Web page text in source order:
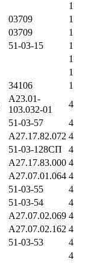
1
03709
1
03709
1
51-03-15
1
1
1
34106
1
А23.01-
103.032-01
4
51-03-57
4
А27.17.82.072 4
51-03-128СП
4
А27.17.83.000 4
А27.07.01.064 4
51-03-55
4
51-03-54
4
А27.07.02.069 4
А27.07.02.162 4
51-03-53
4
4